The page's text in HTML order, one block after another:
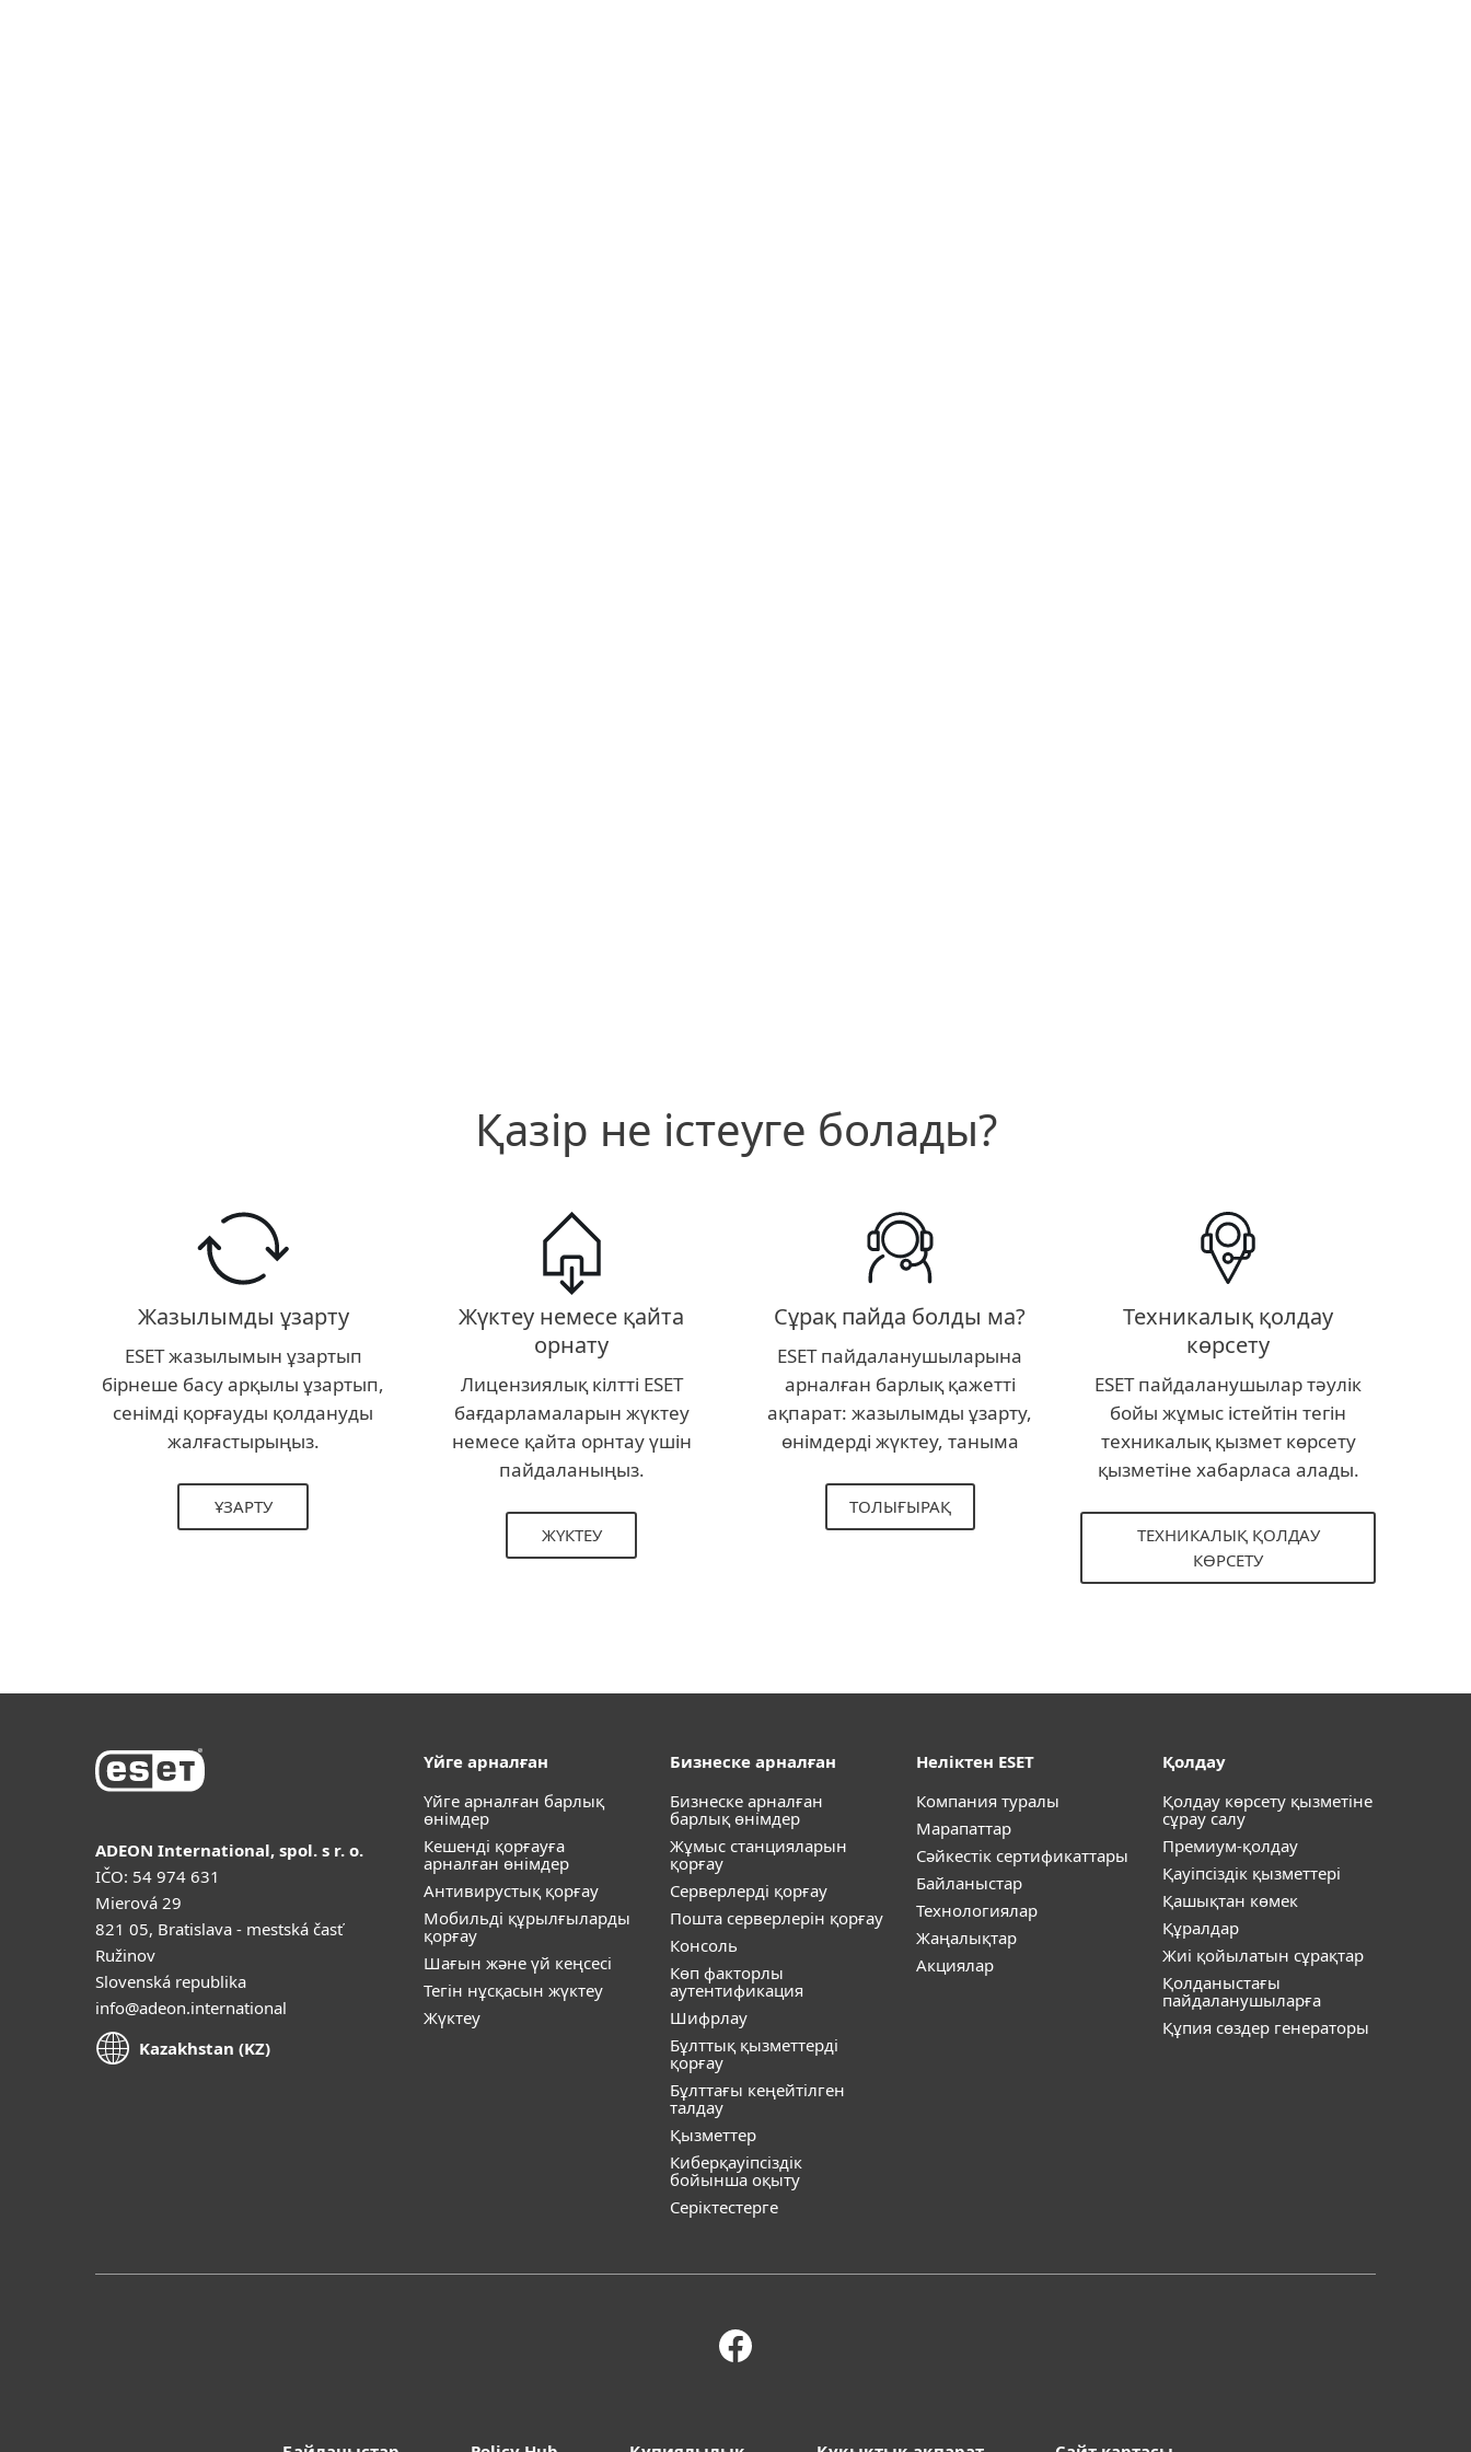
Қазір не істеуге болады?
Жазылымды ұзарту
ESET жазылымын ұзартып
бірнеше басу арқылы ұзартып,
сенімді қорғауды қолдануды
жалғастырыңыз.
ҰЗАРТУ
Жүктеу немесе қайта
орнату
Лицензиялық кілтті ESET
бағдарламаларын жүктеу
немесе қайта орнтау үшін
пайдаланыңыз.
ЖҮКТЕУ
Сұрақ пайда болды ма?
ESET пайдаланушыларына
арналған барлық қажетті
ақпарат: жазылымды ұзарту,
өнімдерді жүктеу, таныма
ТОЛЫҒЫРАҚ
Техникалық қолдау
көрсету
ESET пайдаланушылар тәулік
бойы жұмыс істейтін тегін
техникалық қызмет көрсету
қызметіне хабарласа алады.
ТЕХНИКАЛЫҚ ҚОЛДАУ
КӨРСЕТУ
ADEON International, spol. s r. o.
IČO: 54 974 631
Mierová 29
821 05, Bratislava - mestská časť
Ružinov
Slovenská republika
info@adeon.international
Kazakhstan (KZ)
Үйге арналған
Үйге арналған барлық
өнімдер
Кешенді қорғауға
арналған өнімдер
Антивирустық қорғау
Мобильді құрылғыларды
қорғау
Шағын және үй кеңсесі
Тегін нұсқасын жүктеу
Жүктеу
Бизнеске арналған
Бизнеске арналған
барлық өнімдер
Жұмыс станцияларын
қорғау
Серверлерді қорғау
Пошта серверлерін қорғау
Консоль
Көп факторлы
аутентификация
Шифрлау
Бұлттық қызметтерді
қорғау
Бұлттағы кеңейтілген
талдау
Қызметтер
Киберқауіпсіздік
бойынша оқыту
Серіктестерге
Неліктен ESET
Компания туралы
Марапаттар
Сәйкестік сертификаттары
Байланыстар
Технологиялар
Жаңалықтар
Акциялар
Қолдау
Қолдау көрсету қызметіне
сұрау салу
Премиум-қолдау
Қауіпсіздік қызметтері
Қашықтан көмек
Құралдар
Жиі қойылатын сұрақтар
Қолданыстағы
пайдаланушыларға
Құпия сөздер генераторы